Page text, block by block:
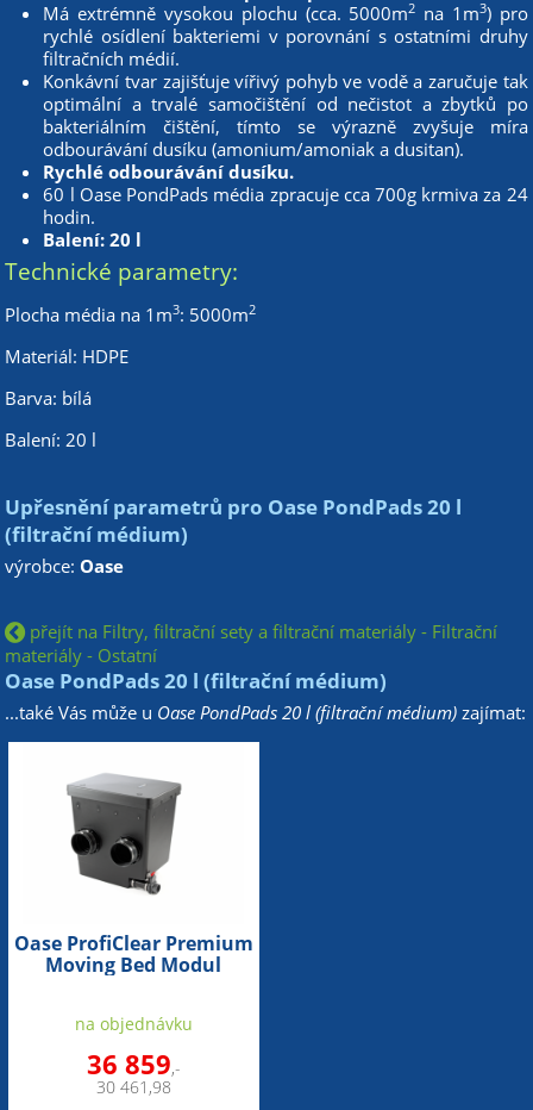
Má extrémně vysokou plochu (cca. 5000m2 na 1m3) pro
rychlé osídlení bakteriemi v porovnání s ostatními druhy
filtračních médií.
Konkávní tvar zajišťuje vířivý pohyb ve vodě a zaručuje tak
optimální a trvalé samočištění od nečistot a zbytků po
bakteriálním čištění, tímto se výrazně zvyšuje míra
odbourávání dusíku (amonium/amoniak a dusitan).
Rychlé odbourávání dusíku.
60 l Oase PondPads média zpracuje cca 700g krmiva za 24
hodin.
Balení: 20 l
Technické parametry:
Plocha média na 1m3: 5000m2
Materiál: HDPE
Barva: bílá
Balení: 20 l
Upřesnění parametrů pro Oase PondPads 20 l
(filtrační médium)
výrobce:Oase
přejít na Filtry, filtrační sety a filtrační materiály - Filtrační
materiály - Ostatní
Oase PondPads 20 l (filtrační médium)
...také Vás může u Oase PondPads 20 l (filtrační médium) zajímat:
Oase ProfiClear Premium
Moving Bed Modul
na objednávku
36 859,-
30 461,98